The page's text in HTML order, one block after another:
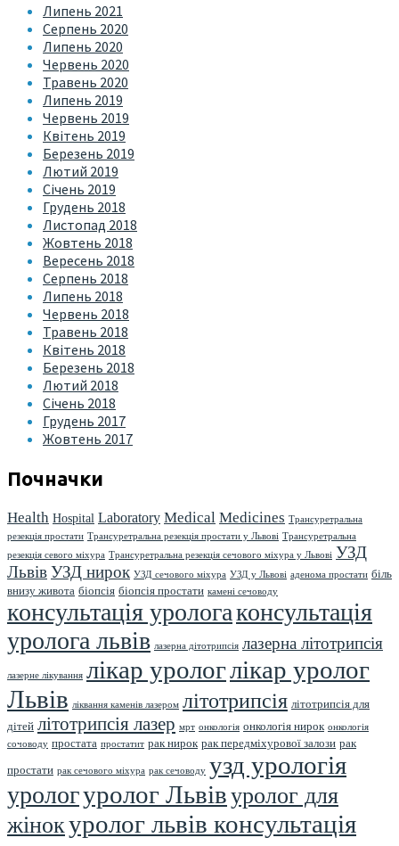
Липень 2021
Серпень 2020
Липень 2020
Червень 2020
Травень 2020
Липень 2019
Червень 2019
Квітень 2019
Березень 2019
Лютий 2019
Січень 2019
Грудень 2018
Листопад 2018
Жовтень 2018
Вересень 2018
Серпень 2018
Липень 2018
Червень 2018
Травень 2018
Квітень 2018
Березень 2018
Лютий 2018
Січень 2018
Грудень 2017
Жовтень 2017
Почначки
Health Hospital Laboratory Medical Medicines Трансуретральна
резекція простати Трансуретральна резекція простати у Львові Трансуретральна
резекція севого міхура Трансуретральна резекція сечового міхура у Львові УЗД
ЛьвівУЗД нирок УЗД сечового міхура УЗД у Львові аденома простати біль
внизу живота біопсія біопсія простати камені сечоводу
консультація урологаконсультація
уролога львів лазерна дітотрипсія лазерна літотрипсія
лазерне лікування лікар урологлікар уролог
Львів ліквання каменів лазером літотрипсія літотрипсія для
дітей літотрипсія лазер мрт онкологія онкологія нирок онкологія
сочоводу простата простатит рак нирок рак передміхурової залози рак
простати рак сечового міхура рак сечоводу узд урологія
урологуролог Львівуролог для
жінокуролог львів консультація